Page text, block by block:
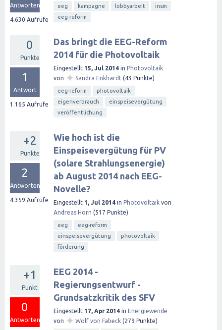
Antworten
4.630 Aufrufe
eeg kampagne lobbyarbeit
insm
eeg-reform
0
Punkte
1
Antwort
1.165 Aufrufe
Das bringt die EEG-Reform
2014 für die Photovoltaik
Eingestellt 15, Jul 2014 in Photovoltaik
von ✦ Sandra Enkhardt (43 Punkte)
eeg-reform
photovoltaik
eigenverbrauch
einspeisevergütung
veröffentlichung
+2
Punkte
2
Antworten
4.359 Aufrufe
Wie hoch ist die
Einspeisevergütung für PV
(solare Strahlungsenergie)
ab August 2014 nach EEG-
Novelle?
Eingestellt 1, Jul 2014 in Photovoltaik von
Andreas Horn (517 Punkte)
eeg
eeg-reform
einspeisevergütung
photovoltaik
förderung
+1
Punkt
0
Antworten
EEG 2014 -
Regierungsentwurf -
Grundsatzkritik des SFV
Eingestellt 17, Apr 2014 in Energiewende
von ✦ Wolf von Fabeck (279 Punkte)